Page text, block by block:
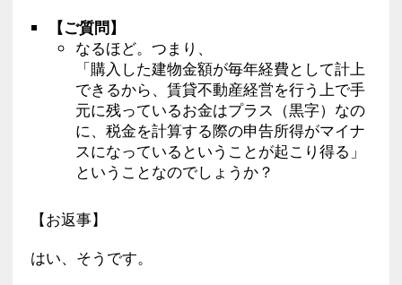
【ご質問】
なるほど。つまり、
「購入した建物金額が毎年経費として計上
できるから、賃貸不動産経営を行う上で手
元に残っているお金はプラス（黒字）なの
に、税金を計算する際の申告所得がマイナ
スになっているということが起こり得る」
ということなのでしょうか？
【お返事】
はい、そうです。